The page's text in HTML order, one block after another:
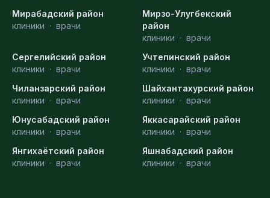
Мирабадский район
клиники · врачи
Мирзо-Улугбекский
район
клиники · врачи
Сергелийский район
клиники · врачи
Учтепинский район
клиники · врачи
Чиланзарский район
клиники · врачи
Шайхантахурский район
клиники · врачи
Юнусабадский район
клиники · врачи
Яккасарайский район
клиники · врачи
Янгихаётский район
клиники · врачи
Яшнабадский район
клиники · врачи